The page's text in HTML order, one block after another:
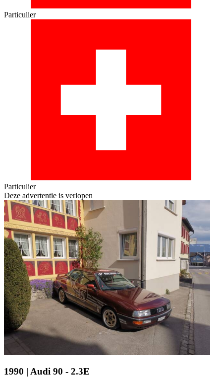
Particulier
Particulier
Deze advertentie is verlopen
1990 | Audi 90 - 2.3E